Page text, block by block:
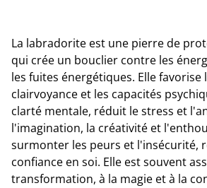
La labradorite est une pierre de
qui crée un bouclier contre les
les fuites énergétiques. Elle
clairvoyance et les capacités
clarté mentale, réduit le stress et
l'imagination, la créativité et
surmonter les peurs et l'insécurité,
confiance en soi. Elle est souvent
transformation, à la magie et à la